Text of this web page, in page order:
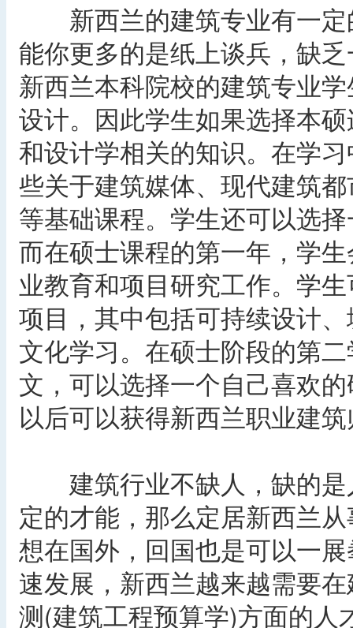
新西兰的建筑专业有一定
能你更多的是纸上谈兵，缺
新西兰本科院校的建筑专业
设计。因此学生如果选择本
和设计学相关的知识。在学
些关于建筑媒体、现代建筑
等基础课程。学生还可以选
而在硕士课程的第一年，学
业教育和项目研究工作。学
项目，其中包括可持续设计
文化学习。在硕士阶段的第
文，可以选择一个自己喜欢
以后可以获得新西兰职业建
建筑行业不缺人，缺的是
定的才能，那么定居新西兰
想在国外，回国也是可以一
速发展，新西兰越来越需要
测(建筑工程预算学)方面的人